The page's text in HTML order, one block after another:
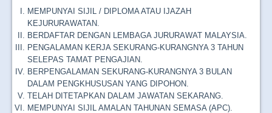
MEMPUNYAI SIJIL / DIPLOMA ATAU IJAZAH
KEJURURAWATAN.
BERDAFTAR DENGAN LEMBAGA JURURAWAT MALAYSIA.
PENGALAMAN KERJA SEKURANG-KURANGNYA 3 TAHUN
SELEPAS TAMAT PENGAJIAN.
BERPENGALAMAN SEKURANG-KURANGNYA 3 BULAN
DALAM PENGKHUSUSAN YANG DIPOHON.
TELAH DITETAPKAN DALAM JAWATAN SEKARANG.
MEMPUNYAI SIJIL AMALAN TAHUNAN SEMASA (APC).